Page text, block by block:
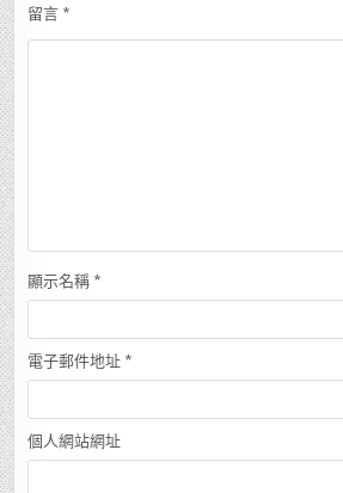
留言 *
顯示名稱 *
電子郵件地址 *
個人網站網址